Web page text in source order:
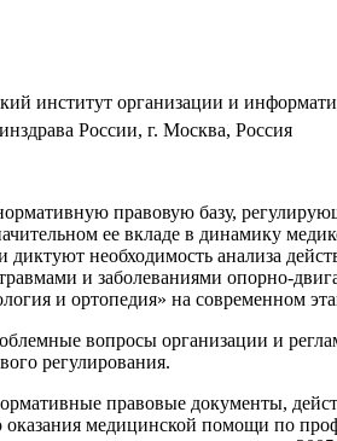
институт организации и
России, г. Москва, Россия
правовую базу,
ее вкладе в динамику
диктуют необходимость анализа
и заболеваниями опорно-
и ортопедия» на современном
вопросы организации и
регулирования.
правовые документы,
медицинской помощи по